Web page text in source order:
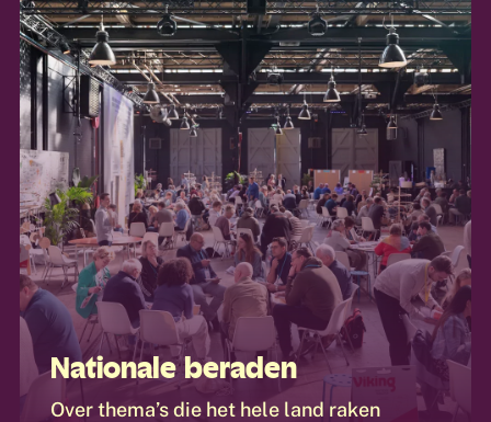
Nationale beraden
Over thema’s die het hele land raken